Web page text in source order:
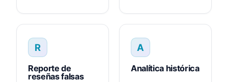
R
Reporte de
reseñas falsas
A
Analítica histórica